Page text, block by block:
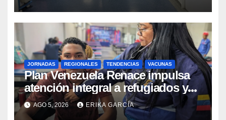
JORNADAS REGIONALES TENDENCIAS VACUNAS
​Plan Venezuela Renace impulsa
atención integral a refugiados y
evaluación de vacunación en
Aragua
AGO 5, 2026 ERIKA GARCÍA